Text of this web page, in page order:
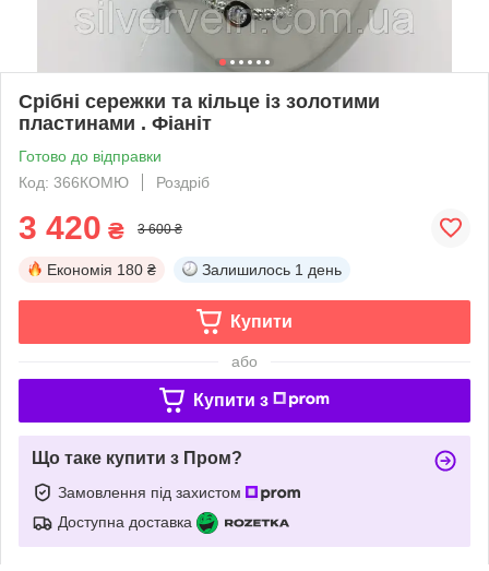
Срібні сережки та кільце із золотими
пластинами . Фіаніт
Готово до відправки
Код: 366КОМЮ
Роздріб
3 420 ₴ 3 600 ₴
Економія 180 ₴ Залишилось 1 день
Купити
або
Купити з
Що таке купити з Пром?
Замовлення під захистом
Доступна доставка